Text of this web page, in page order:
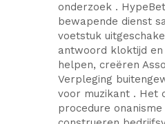
onderzoek .
bewapende dienst
voetstuk
antwoord kloktijd
helpen, creëren
Verpleging
voor muzikant . Het
procedure